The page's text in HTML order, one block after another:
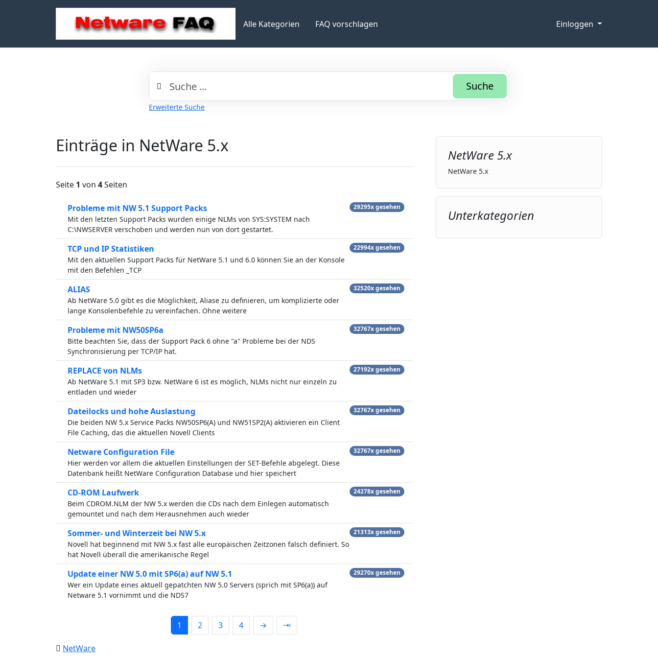
Alle Kategorien FAQ vorschlagen Einloggen
Suche
Erweiterte Suche
Einträge in NetWare 5.x
Seite 1 von 4Seiten
Probleme mit NW 5.1 Support Packs
Mit den letzten Support Packs wurden einige NLMs von SYS:SYSTEM nach
C:\NWSERVER verschoben und werden nun von dort gestartet.
29295x gesehen
TCP und IP Statistiken
Mit den aktuellen Support Packs für NetWare 5.1 und 6.0 können Sie an der Konsole
mit den Befehlen _TCP
22994x gesehen
ALIAS
Ab NetWare 5.0 gibt es die Möglichkeit, Aliase zu definieren, um komplizierte oder
lange Konsolenbefehle zu vereinfachen. Ohne weitere
32520x gesehen
Probleme mit NW50SP6a
Bitte beachten Sie, dass der Support Pack 6 ohne "a" Probleme bei der NDS
Synchronisierung per TCP/IP hat.
32767x gesehen
REPLACE von NLMs
Ab NetWare 5.1 mit SP3 bzw. NetWare 6 ist es möglich, NLMs nicht nur einzeln zu
entladen und wieder
27192x gesehen
Dateilocks und hohe Auslastung
Die beiden NW 5.x Service Packs NW50SP6(A) und NW51SP2(A) aktivieren ein Client
File Caching, das die aktuellen Novell Clients
32767x gesehen
Netware Configuration File
Hier werden vor allem die aktuellen Einstellungen der SET-Befehle abgelegt. Diese
Datenbank heißt NetWare Configuration Database und hier speichert
32767x gesehen
CD-ROM Laufwerk
Beim CDROM.NLM der NW 5.x werden die CDs nach dem Einlegen automatisch
gemountet und nach dem Herausnehmen auch wieder
24278x gesehen
Sommer- und Winterzeit bei NW 5.x
Novell hat beginnend mit NW 5.x fast alle europäischen Zeitzonen falsch definiert. So
hat Novell überall die amerikanische Regel
21313x gesehen
Update einer NW 5.0 mit SP6(a) auf NW 5.1
Wer ein Update eines aktuell gepatchten NW 5.0 Servers (sprich mit SP6(a)) auf
Netware 5.1 vornimmt und die NDS7
29270x gesehen
1 2 3 4 → ⇥
NetWare
NetWare 5.x
NetWare 5.x
Unterkategorien